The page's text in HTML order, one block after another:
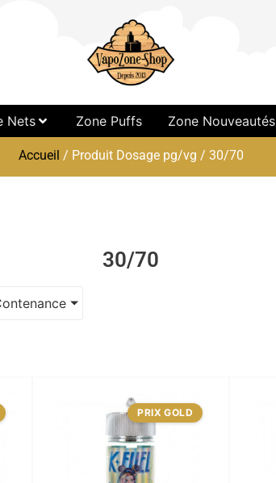
Nets Zone Puffs Zone Nouveautés
Accueil / Produit Dosage pg/vg / 30/70
30/70
PRIX GOLD